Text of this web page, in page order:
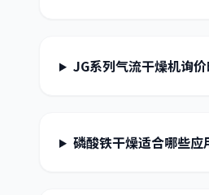
JG系列气流干燥机询
磷酸铁干燥适合哪些应